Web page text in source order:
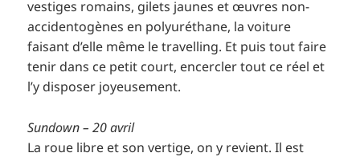
vestiges romains, gilets jaunes et œuvres non-
accidentogènes en polyuréthane, la voiture
faisant d’elle même le travelling. Et puis tout faire
tenir dans ce petit court, encercler tout ce réel et
l’y disposer joyeusement.
Sundown – 20 avril
La roue libre et son vertige, on y revient. Il est